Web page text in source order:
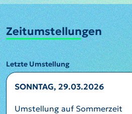
Zeitumstellungen
Letzte Umstellung
SONNTAG, 29.03.2026
Umstellung auf Sommerzeit